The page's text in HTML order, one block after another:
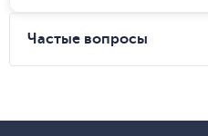
Частые вопросы